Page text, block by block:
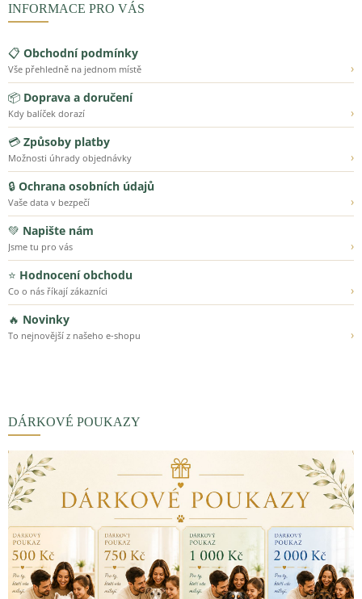
INFORMACE PRO VÁS
📋 Obchodní podmínky
Vše přehledně na jednom místě
›
📦 Doprava a doručení
Kdy balíček dorazí
›
💳 Způsoby platby
Možnosti úhrady objednávky
›
🔒 Ochrana osobních údajů
Vaše data v bezpečí
›
💚 Napište nám
Jsme tu pro vás
›
⭐ Hodnocení obchodu
Co o nás říkají zákazníci
›
🔥 Novinky
To nejnovější z našeho e-shopu ›
DÁRKOVÉ POUKAZY